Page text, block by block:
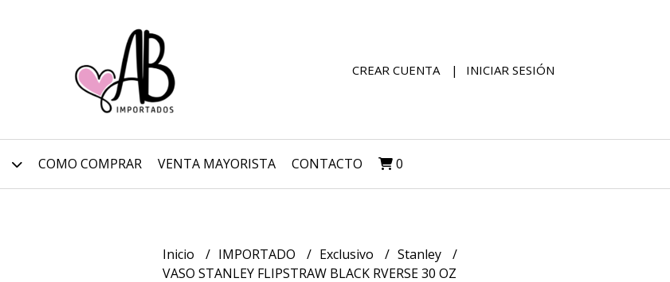
CREAR CUENTA INICIAR SESIÓN
COMO COMPRAR VENTA MAYORISTA CONTACTO 0
Inicio IMPORTADO Exclusivo
Stanley
VASO STANLEY FLIPSTRAW BLACK RVERSE 30 OZ